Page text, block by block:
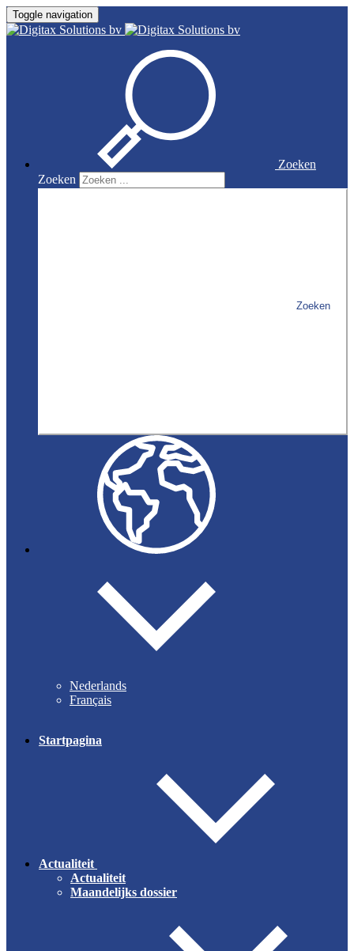
Toggle navigation
Zoeken
Zoeken
Zoeken
Nederlands
Français
Startpagina
Actualiteit
Actualiteit
Maandelijks dossier